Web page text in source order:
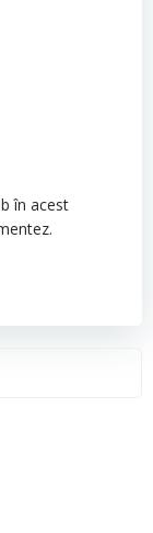
în acest